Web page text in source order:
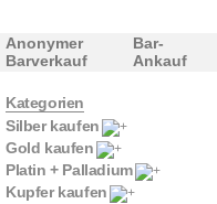
Anonymer
Barverkauf
Bar-
Ankauf
Kategorien
Silber kaufen
Gold kaufen
Platin + Palladium
Kupfer kaufen